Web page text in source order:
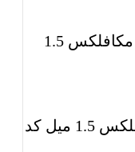
آنالیز قیمت نصب کفپوش مکافلکس 1.5
مراحل نصب کفپوش مکافلکس 1.5 میل کد